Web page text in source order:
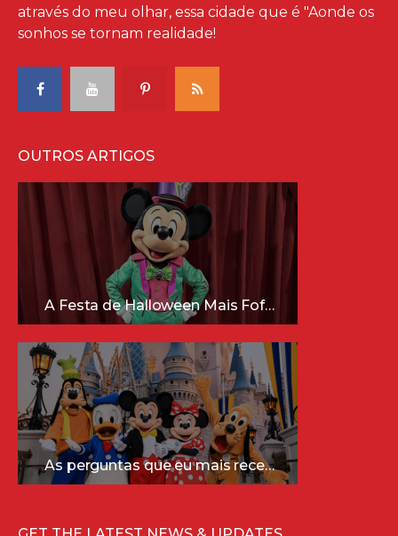
através do meu olhar, essa cidade que é "Aonde os
sonhos se tornam realidade!
OUTROS ARTIGOS
A Festa de Halloween Mais Fofa da Disney Está Chegando!
As perguntas que eu mais recebo sobre a Disney (e as respostas mais sinceras!)